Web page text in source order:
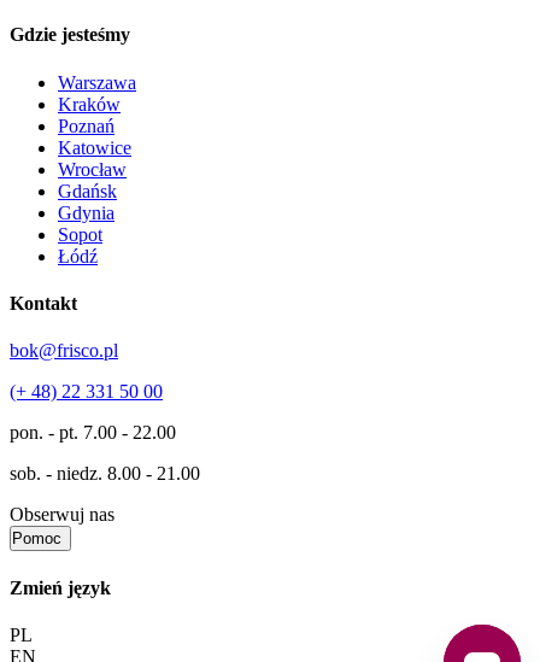
Gdzie jesteśmy
Warszawa
Kraków
Poznań
Katowice
Wrocław
Gdańsk
Gdynia
Sopot
Łódź
Kontakt
bok@frisco.pl
(+ 48) 22 331 50 00
pon. - pt. 7.00 - 22.00
sob. - niedz. 8.00 - 21.00
Obserwuj nas
Pomoc
Zmień język
PL
EN